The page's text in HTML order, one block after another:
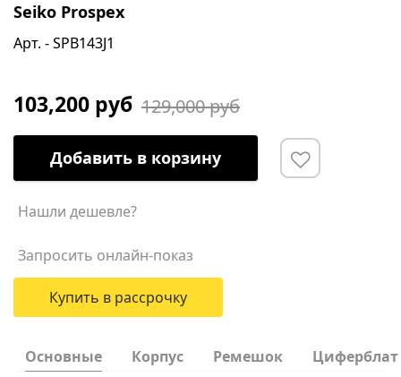
Seiko Prospex
Арт. - SPB143J1
103,200 руб 129,000 руб
Добавить в корзину
Нашли дешевле?
Запросить онлайн-показ
Купить в рассрочку
Основные Корпус Ремешок Циферблат